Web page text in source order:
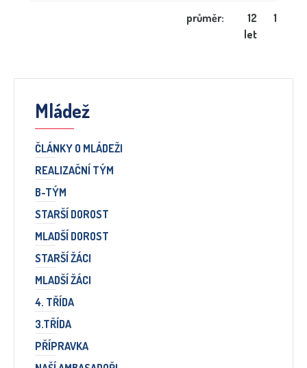
průměr:
12
let
146 cm
Mládež
ČLÁNKY O MLÁDEŽI
REALIZAČNÍ TÝM
B-TÝM
STARŠÍ DOROST
MLADŠÍ DOROST
STARŠÍ ŽÁCI
MLADŠÍ ŽÁCI
4. TŘÍDA
3.TŘÍDA
PŘÍPRAVKA